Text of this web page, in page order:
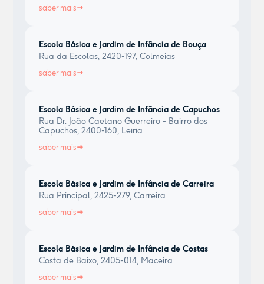
saber mais
Escola Básica e Jardim de Infância de Bouça
Rua da Escolas, 2420-197, Colmeias
saber mais
Escola Básica e Jardim de Infância de Capuchos
Rua Dr. João Caetano Guerreiro - Bairro dos
Capuchos, 2400-160, Leiria
saber mais
Escola Básica e Jardim de Infância de Carreira
Rua Principal, 2425-279, Carreira
saber mais
Escola Básica e Jardim de Infância de Costas
Costa de Baixo, 2405-014, Maceira
saber mais